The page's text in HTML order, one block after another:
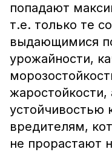
попадают
т.е. только те
выдающимися
урожайности,
устойчивостью
вредителям,
не прорастают